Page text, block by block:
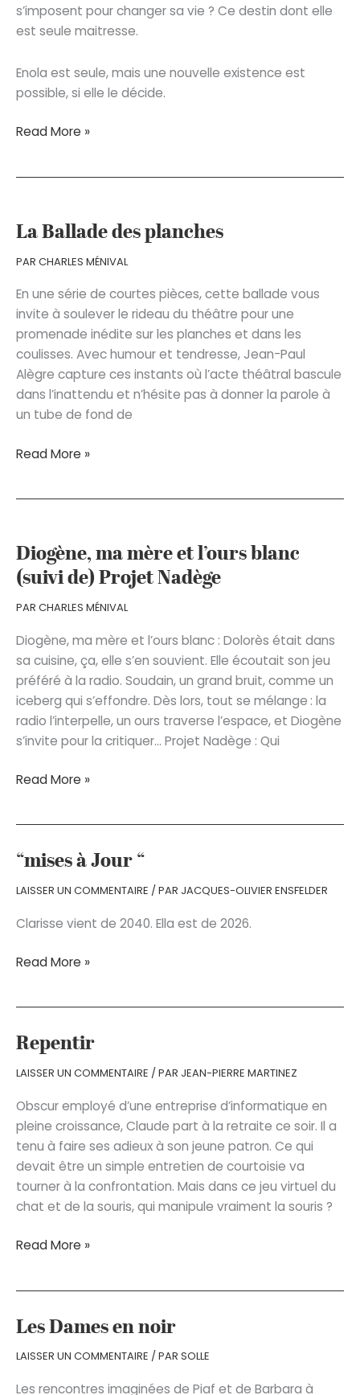
s’imposent pour changer sa vie ? Ce destin dont elle
est seule maitresse.
Enola est seule, mais une nouvelle existence est
possible, si elle le décide.
Alone,
Enola
Read More »
La Ballade des planches
PAR CHARLES MÉNIVAL
En une série de courtes pièces, cette ballade vous
invite à soulever le rideau du théâtre pour une
promenade inédite sur les planches et dans les
coulisses. Avec humour et tendresse, Jean-Paul
Alègre capture ces instants où l’acte théâtral bascule
dans l’inattendu et n’hésite pas à donner la parole à
un tube de fond de
La
Read More »
Diogène, ma mère et l’ours blanc
(suivi de) Projet Nadège
PAR CHARLES MÉNIVAL
Diogène, ma mère et l’ours blanc : Dolorès était dans
sa cuisine, ça, elle s’en souvient. Elle écoutait son jeu
préféré à la radio. Soudain, un grand bruit, comme un
iceberg qui s’effondre. Dès lors, tout se mélange : la
radio l’interpelle, un ours traverse l’espace, et Diogène
s’invite pour la critiquer… Projet Nadège : Qui
Diogène,
l’ours
(suivi
de)
Nadège
Read More »
“mises à Jour “
LAISSER UN COMMENTAIRE / PAR JACQUES-OLIVIER ENSFELDER
Clarisse vient de 2040. Ella est de 2026.
“mises
Read More »
Repentir
LAISSER UN COMMENTAIRE / PAR JEAN-PIERRE MARTINEZ
Obscur employé d’une entreprise d’informatique en
pleine croissance, Claude part à la retraite ce soir. Il a
tenu à faire ses adieux à son jeune patron. Ce qui
devait être un simple entretien de courtoisie va
tourner à la confrontation. Mais dans ce jeu virtuel du
chat et de la souris, qui manipule vraiment la souris ?
Repentir
Read More »
Les Dames en noir
LAISSER UN COMMENTAIRE / PAR SOLLE
Les rencontres imaginées de Piaf et de Barbara à